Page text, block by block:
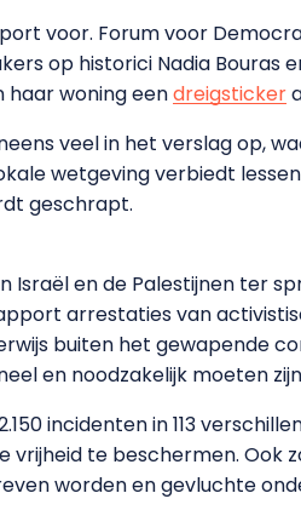
voor. Forum voor
op historici Nadia Bouras
haar woning eendreigsticker
veel in het verslag op,
wetgeving verbiedt
geschrapt.
en de Palestijnen ter
arrestaties van
buiten het gewapende
en noodzakelijk moeten
incidenten in 113
vrijheid te beschermen. Ook
worden en gevluchte